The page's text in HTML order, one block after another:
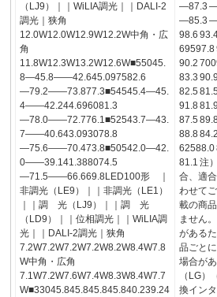
（LJ9）｜｜WiLIA調光｜｜DALI-2
調光｜狭角
12.0W12.0W12.9W12.2W中角・広
角
11.8W12.3W13.2W12.6W■55045.
8―45.8――42.645.097582.6
―79.2――73.877.3■54545.4―45.
4――42.244.696081.3
―78.0――72.776.1■52543.7―43.
7――40.643.093078.8
―75.6――70.473.8■50542.0―42.
0――39.141.388074.5
―71.5――66.669.8LED100形 ｜
非調光（LE9）｜｜非調光（LE1）
｜｜調 光（LJ9）｜｜調 光
（LD9）｜｜位相調光｜｜WiLIA調
光｜｜DALI-2調光｜狭角
7.2W7.2W7.2W7.2W8.2W8.4W7.8
W中角・広角
7.1W7.2W7.6W7.4W8.3W8.4W7.7
W■33045.845.845.845.840.239.24
―87.3
―85.3
98.6
69597.8
90.2
83.3
82.5
91.8
87.5
88.8
62588.0
81.1 注
合、適
わせて
載の商
ません
がある
品ごと
場合が
（LG
換イン